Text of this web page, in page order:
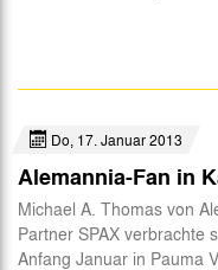
Do, 17. Januar 2013
Alemannia-Fan in
Michael A. Thomas von
Partner SPAX verbrachte
Anfang Januar in Pauma